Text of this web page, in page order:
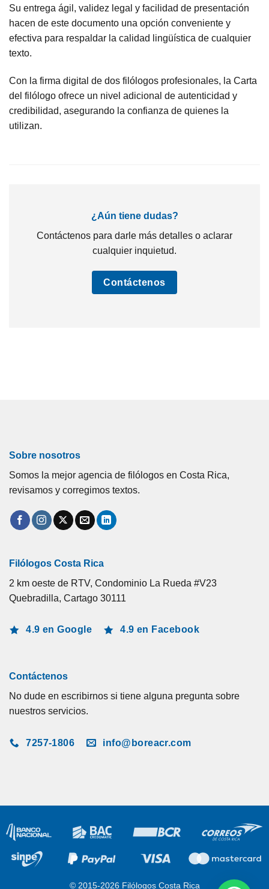
Su entrega ágil, validez legal y facilidad de presentación
hacen de este documento una opción conveniente y
efectiva para respaldar la calidad lingüística de cualquier
texto.
Con la firma digital de dos filólogos profesionales, la Carta
del filólogo ofrece un nivel adicional de autenticidad y
credibilidad, asegurando la confianza de quienes la
utilizan.
¿Aún tiene dudas?
Contáctenos para darle más detalles o aclarar
cualquier inquietud.
Contáctenos
Sobre nosotros
Somos la mejor agencia de filólogos en Costa Rica,
revisamos y corregimos textos.
Filólogos Costa Rica
2 km oeste de RTV, Condominio La Rueda #V23
Quebradilla, Cartago 30111
4.9 en Google 4.9 en Facebook
Contáctenos
No dude en escribirnos si tiene alguna pregunta sobre
nuestros servicios.
7257-1806 info@boreacr.com
© 2015-2026 Filólogos Costa Rica